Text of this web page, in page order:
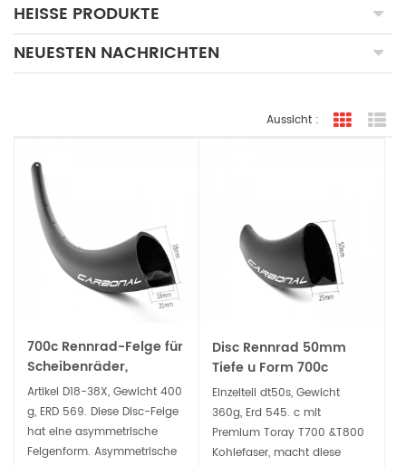
HEISSE PRODUKTE
NEUESTEN NACHRICHTEN
Aussicht :
700c Rennrad-Felge für
Scheibenräder,
asymmetrisch, 2,5 mm
Versatz, für Drahtreifen,
schlauchlos bereit
Artikel D18-38X, Gewicht 400
g, ERD 569. Diese Disc-Felge
hat eine asymmetrische
Felgenform. Asymmetrische
Disc Rennrad 50mm
Tiefe u Form 700c
Straße Carbon-
Rohrrand
Einzelteil dt50s, Gewicht
360g, Erd 545. c mit
Premium Toray T700 &T800
Kohlefaser, macht diese